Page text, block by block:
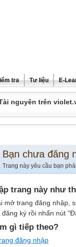
tra Tư liệu E-
nguyên trên
Bạn chưa đăng
Trang này yêu cầu bạn
trang này như
mở trang đăng nhập,
đăng ký rồi nhấn nút
gì tiếp theo?
đăng nhập